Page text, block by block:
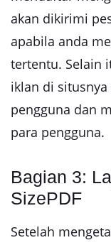
akan dikirimi
apabila anda
tertentu. Selain
iklan di
pengguna dan
para pengguna.
Bagian 3:
SizePDF
Setelah